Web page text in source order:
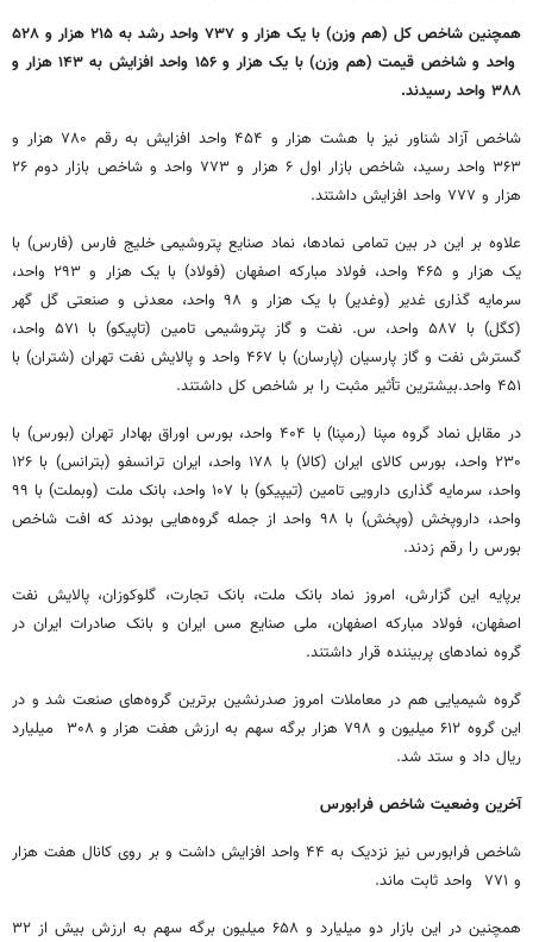
همچنین شاخص کل (هم وزن) با یک هزار و ۷۳۷ واحد رشد به ۲۱۵ هزار و ۵۲۸
واحد و شاخص قیمت (هم وزن) با یک هزار و ۱۵۶ واحد افزایش به ۱۴۳ هزار و
۳۸۸ واحد رسیدند.
شاخص آزاد شناور نیز با هشت هزار و ۴۵۴ واحد افزایش به رقم ۷۸۰ هزار و
۳۶۳ واحد رسید، شاخص بازار اول ۶ هزار و ۷۷۳ واحد و شاخص بازار دوم ۲۶
هزار و ۷۷۷ واحد افزایش داشتند.
علاوه بر این در بین تمامی نمادها، نماد صنایع پتروشیمی خلیج فارس (فارس) با
یک هزار و ۴۶۵ واحد، فولاد مبارکه اصفهان (فولاد) با یک هزار و ۲۹۳ واحد،
سرمایه گذاری غدیر (وغدیر) با یک هزار و ۹۸ واحد، معدنی و صنعتی گل گهر
(کگل) با ۵۸۷ واحد، س. نفت و گاز پتروشیمی تامین (تاپیکو) با ۵۷۱ واحد،
گسترش نفت و گاز پارسیان (پارسان) با ۴۶۷ واحد و پالایش نفت تهران (شتران) با
۴۵۱ واحد.بیشترین تأثیر مثبت را بر شاخص کل داشتند.
در مقابل نماد گروه مپنا (رمپنا) با ۴۰۴ واحد، بورس اوراق بهادار تهران (بورس) با
۲۳۰ واحد، بورس کالای ایران (کالا) با ۱۷۸ واحد، ایران ترانسفو (بترانس) با ۱۲۶
واحد، سرمایه گذاری دارویی تامین (تیپیکو) با ۱۰۷ واحد، بانک ملت (وبملت) با ۹۹
واحد، داروپخش (وپخش) با ۹۸ واحد از جمله گروه‌هایی بودند که افت شاخص
بورس را رقم زدند.
برپایه این گزارش، امروز نماد بانک ملت، بانک تجارت، گلوکوزان، پالایش نفت
اصفهان، فولاد مبارکه اصفهان، ملی صنایع مس ایران و بانک صادرات ایران در
گروه نمادهای پربیننده قرار داشتند.
گروه شیمیایی هم در معاملات امروز صدرنشین برترین گروه‌های صنعت شد و در
این گروه ۶۱۲ میلیون و ۷۹۸ هزار برگه سهم به ارزش هفت هزار و ۳۰۸ میلیارد
ریال داد و ستد شد.
آخرین وضعیت شاخص فرابورس
شاخص فرابورس نیز نزدیک به ۴۴ واحد افزایش داشت و بر روی کانال هفت هزار
و ۷۷۱ واحد ثابت ماند.
همچنین در این بازار دو میلیارد و ۶۵۸ میلیون برگه سهم به ارزش بیش از ۳۲